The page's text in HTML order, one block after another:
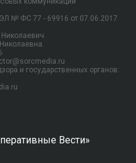
№ ФС 77 - 69916 от 07.06.2017
и государственных органов:
Вести»